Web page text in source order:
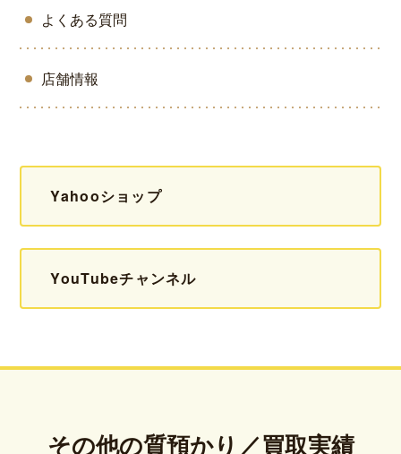
よくある質問
店舗情報
Yahooショップ
YouTubeチャンネル
その他の質預かり／買取実績